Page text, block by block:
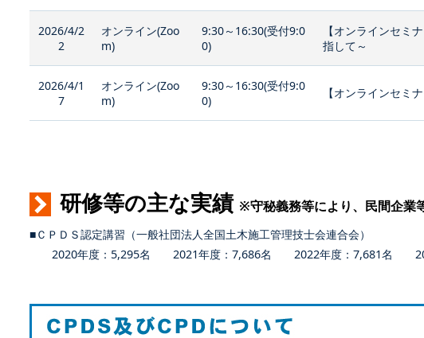
2026/4/2
2
オンライン(Zoo
m)
9:30～16:30(受付9:0
0)
【オンラインセミ
指して～
2026/4/1
7
オンライン(Zoo
m)
9:30～16:30(受付9:0
0)
【オンラインセミ
研修等の主な実績 ※守秘義務等により、民間企業
■ＣＰＤＳ認定講習（一般社団法人全国土木施工管理技士会連合会）
2020年度：5,295名 2021年度：7,686名 2022年度：7,681名